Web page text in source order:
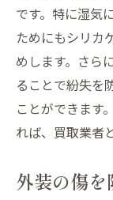
です。特に湿気
ためにもシリカ
めします。さら
ることで紛失を
ことができます
れば、買取業者
外装の傷